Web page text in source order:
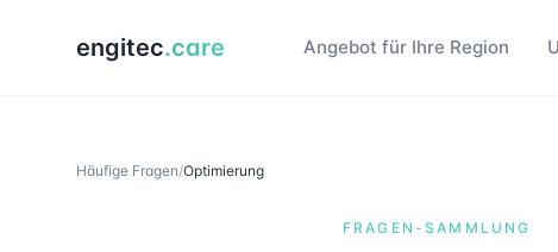
engitec.care Angebot für Ihre Region
Häufige Fragen/Optimierung
FRAGEN-SAMMLUNG